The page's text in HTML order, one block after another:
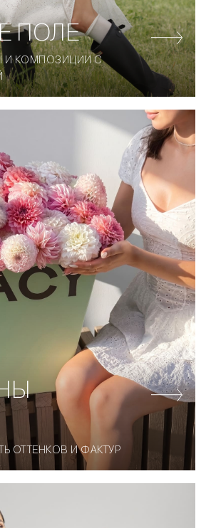
ПОЛЕ
И КОМПОЗИЦИИ С
ОТТЕНКОВ И ФАКТУР